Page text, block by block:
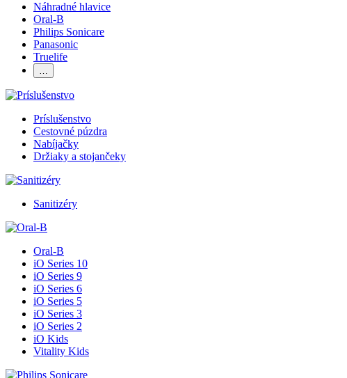
Náhradné hlavice
Oral-B
Philips Sonicare
Panasonic
Truelife
…
Príslušenstvo
Cestovné púzdra
Nabíjačky
Držiaky a stojančeky
Sanitizéry
Oral-B
iO Series 10
iO Series 9
iO Series 6
iO Series 5
iO Series 3
iO Series 2
iO Kids
Vitality Kids